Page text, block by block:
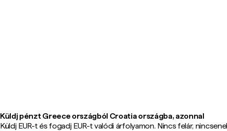
Küldj pénzt Greece országból Croatia országba, azonnal
Küldj EUR-t és fogadj EUR-t valódi árfolyamon. Nincs felár,